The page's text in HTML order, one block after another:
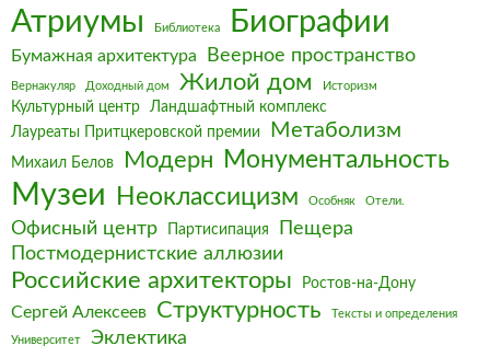
Атриумы Библиотека Биографии
Бумажная архитектура Веерное пространство
Вернакуляр Доходный дом Жилой дом Историзм
Культурный центр
Ландшафтный комплекс
Лауреаты Притцкеровской премии
Метаболизм
Михаил Белов Модерн Монументальность
Музеи Неоклассицизм Особняк Отели.
Офисный центр Партисипация
Пещера
Постмодернистские аллюзии
Российские архитекторы Ростов-на-Дону
Сергей Алексеев Структурность Тексты и определения
Университет Эклектика